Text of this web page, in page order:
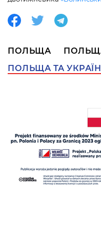
ПОЛЬЩА
ПОЛЬЩА ТА